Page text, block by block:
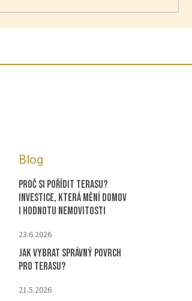
Blog
Proč si pořídit terasu?
Investice, která mění domov
i hodnotu nemovitosti
23.6.2026
Jak vybrat správný povrch
pro terasu?
21.5.2026